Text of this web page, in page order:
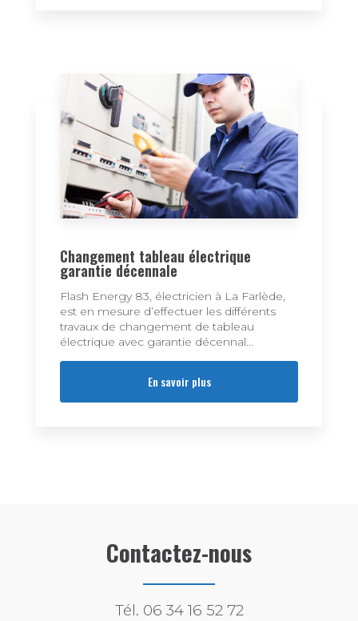
Changement tableau électrique
garantie décennale
Flash Energy 83, électricien à La Farlède,
est en mesure d’effectuer les différents
travaux de changement de tableau
électrique avec garantie décennal...
En savoir plus
Contactez-nous
Tél. 06 34 16 52 72